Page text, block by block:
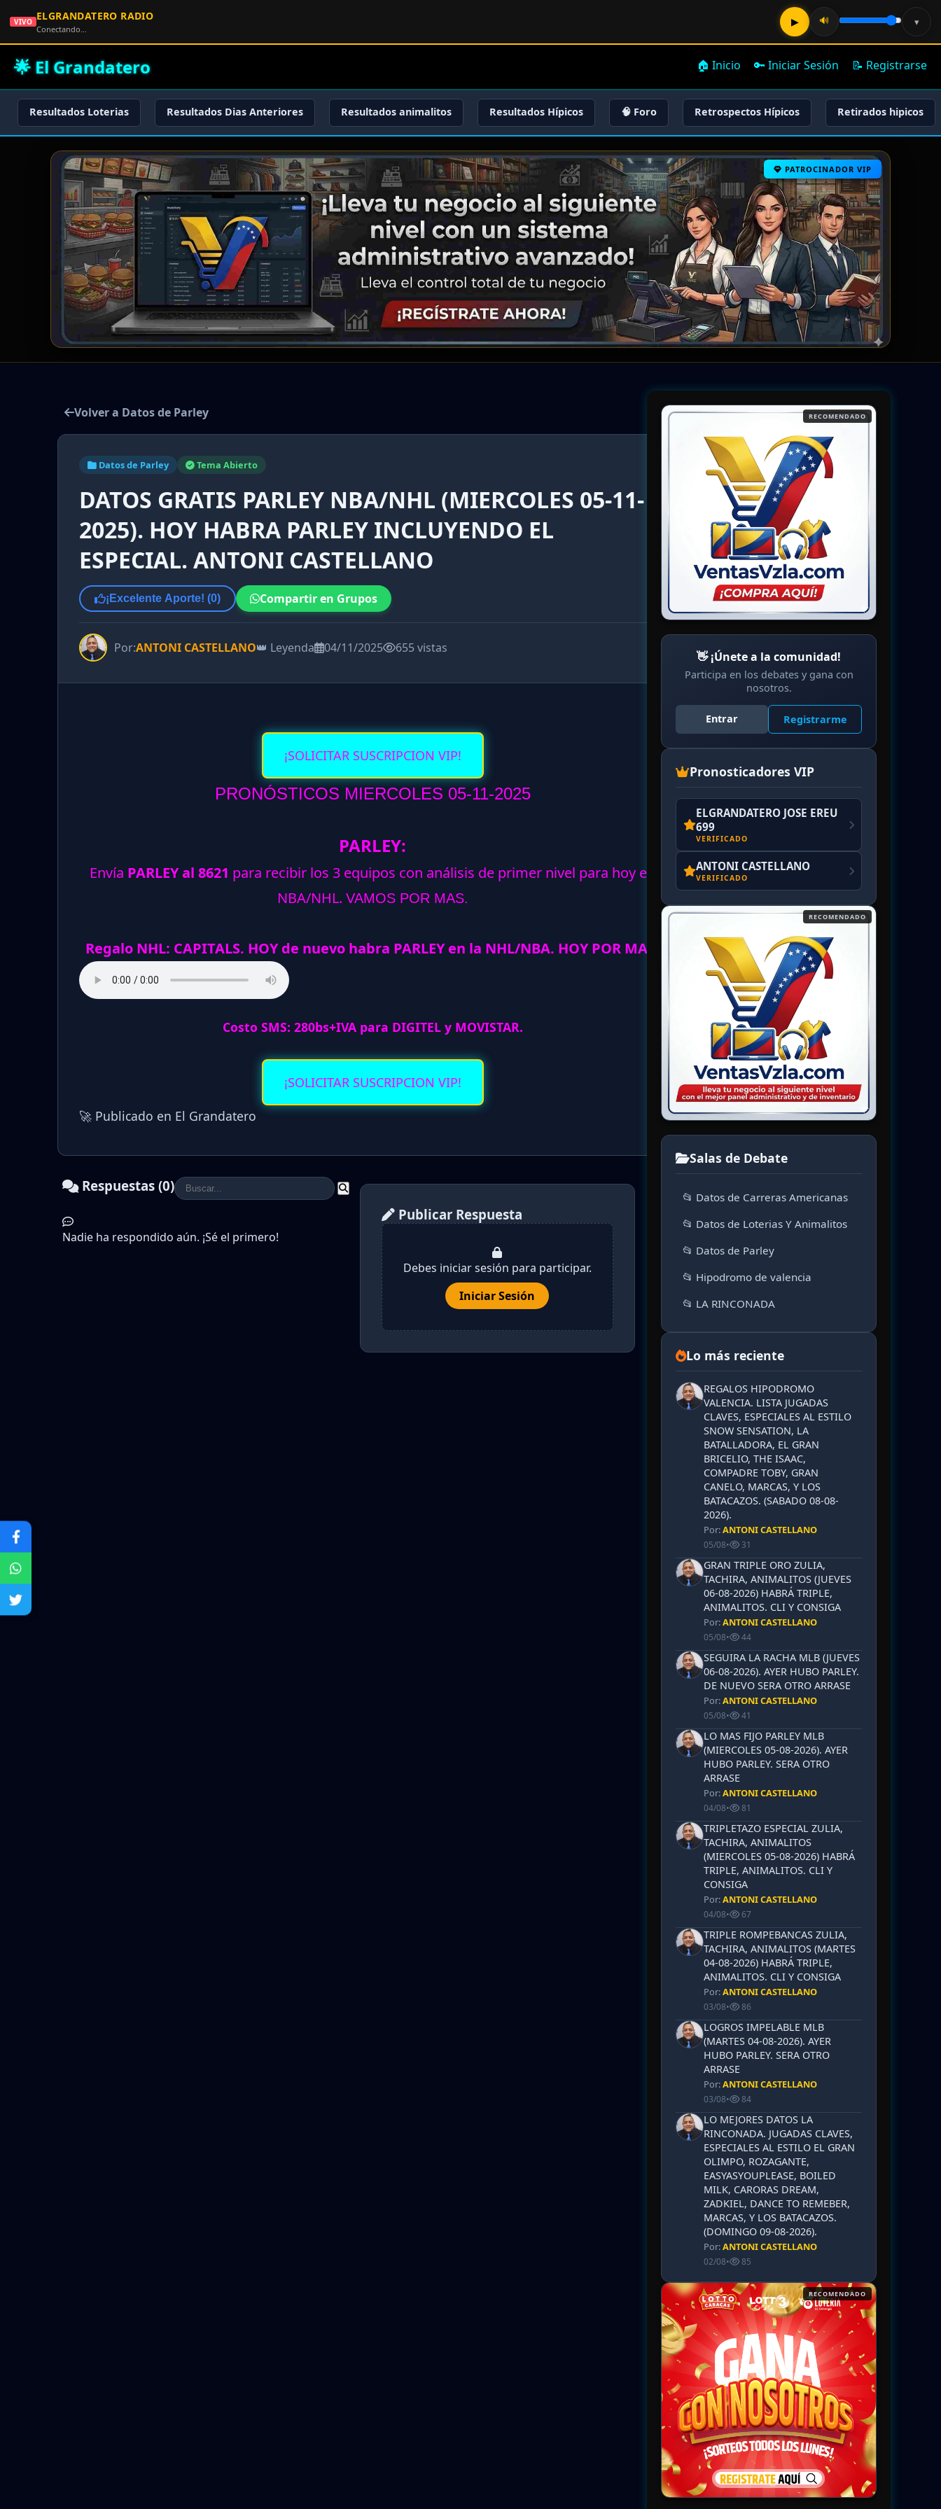
🌟 El Grandatero 🏠 Inicio 🔑 Iniciar Sesión 📝 Registrarse
Resultados Loterias Resultados Dias Anteriores Resultados animalitos Resultados Hípicos 🧠 Foro Retrospectos Hípicos Retirados hipicos
PATROCINADOR VIP
Volver a Datos de Parley
Datos de Parley Tema Abierto
DATOS GRATIS PARLEY NBA/NHL (MIERCOLES 05-11-
2025). HOY HABRA PARLEY INCLUYENDO EL
ESPECIAL. ANTONI CASTELLANO
¡Excelente Aporte! (0) Compartir en Grupos
Por:ANTONI CASTELLANO👑 Leyenda 04/11/2025 655 vistas
¡SOLICITAR SUSCRIPCION VIP!
PRONÓSTICOS MIERCOLES 05-11-2025
PARLEY:
Envía PARLEY al 8621 para recibir los 3 equipos con análisis de primer nivel para hoy en
NBA/NHL. VAMOS POR MAS.
Regalo NHL: CAPITALS. HOY de nuevo habra PARLEY en la NHL/NBA. HOY POR MAS.
Costo SMS: 280bs+IVA para DIGITEL y MOVISTAR.
¡SOLICITAR SUSCRIPCION VIP!
🚀 Publicado en El Grandatero
Respuestas (0)
Nadie ha respondido aún. ¡Sé el primero!
Publicar Respuesta
Debes iniciar sesión para participar.
Iniciar Sesión
RECOMENDADO
👋 ¡Únete a la comunidad!
Participa en los debates y gana con
nosotros.
Entrar Registrarme
Pronosticadores VIP
ELGRANDATERO JOSE EREU
699
VERIFICADO
ANTONI CASTELLANO
VERIFICADO
RECOMENDADO
Salas de Debate
📂 Datos de Carreras Americanas
📂 Datos de Loterias Y Animalitos
📂 Datos de Parley
📂 Hipodromo de valencia
📂 LA RINCONADA
Lo más reciente
REGALOS HIPODROMO
VALENCIA. LISTA JUGADAS
CLAVES, ESPECIALES AL ESTILO
SNOW SENSATION, LA
BATALLADORA, EL GRAN
BRICELIO, THE ISAAC,
COMPADRE TOBY, GRAN
CANELO, MARCAS, Y LOS
BATACAZOS. (SABADO 08-08-
2026).
Por:ANTONI CASTELLANO
05/08• 31
GRAN TRIPLE ORO ZULIA,
TACHIRA, ANIMALITOS (JUEVES
06-08-2026) HABRÁ TRIPLE,
ANIMALITOS. CLI Y CONSIGA
Por:ANTONI CASTELLANO
05/08• 44
SEGUIRA LA RACHA MLB (JUEVES
06-08-2026). AYER HUBO PARLEY.
DE NUEVO SERA OTRO ARRASE
Por:ANTONI CASTELLANO
05/08• 41
LO MAS FIJO PARLEY MLB
(MIERCOLES 05-08-2026). AYER
HUBO PARLEY. SERA OTRO
ARRASE
Por:ANTONI CASTELLANO
04/08• 81
TRIPLETAZO ESPECIAL ZULIA,
TACHIRA, ANIMALITOS
(MIERCOLES 05-08-2026) HABRÁ
TRIPLE, ANIMALITOS. CLI Y
CONSIGA
Por:ANTONI CASTELLANO
04/08• 67
TRIPLE ROMPEBANCAS ZULIA,
TACHIRA, ANIMALITOS (MARTES
04-08-2026) HABRÁ TRIPLE,
ANIMALITOS. CLI Y CONSIGA
Por:ANTONI CASTELLANO
03/08• 86
LOGROS IMPELABLE MLB
(MARTES 04-08-2026). AYER
HUBO PARLEY. SERA OTRO
ARRASE
Por:ANTONI CASTELLANO
03/08• 84
LO MEJORES DATOS LA
RINCONADA. JUGADAS CLAVES,
ESPECIALES AL ESTILO EL GRAN
OLIMPO, ROZAGANTE,
EASYASYOUPLEASE, BOILED
MILK, CARORAS DREAM,
ZADKIEL, DANCE TO REMEBER,
MARCAS, Y LOS BATACAZOS.
(DOMINGO 09-08-2026).
Por:ANTONI CASTELLANO
02/08• 85
RECOMENDADO
VIVO ELGRANDATERO RADIO
Conectando…
▶ 🔊 ▾